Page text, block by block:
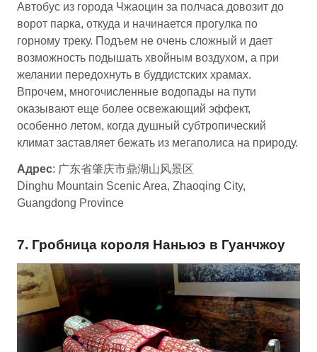
Автобус из города Чжаоцин за полчаса довозит до
ворот парка, откуда и начинается прогулка по
горному треку. Подъем не очень сложный и дает
возможность подышать хвойным воздухом, а при
желании передохнуть в буддистских храмах.
Впрочем, многочисленные водопады на пути
оказывают еще более освежающий эффект,
особенно летом, когда душный субтропический
климат заставляет бежать из мегаполиса на природу.
Адрес: 广东省肇庆市鼎湖山风景区
Dinghu Mountain Scenic Area, Zhaoqing City,
Guangdong Province
7. Гробница короля Наньюэ в Гуанчжоу